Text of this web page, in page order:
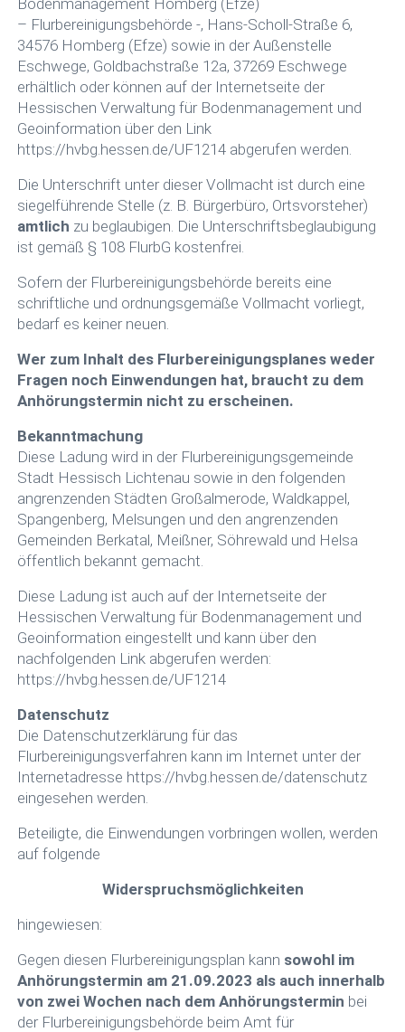
Bodenmanagement Homberg (Efze)
– Flurbereinigungsbehörde -, Hans-Scholl-Straße 6,
34576 Homberg (Efze) sowie in der Außenstelle
Eschwege, Goldbachstraße 12a, 37269 Eschwege
erhältlich oder können auf der Internetseite der
Hessischen Verwaltung für Bodenmanagement und
Geoinformation über den Link
https://hvbg.hessen.de/UF1214 abgerufen werden.
Die Unterschrift unter dieser Vollmacht ist durch eine
siegelführende Stelle (z. B. Bürgerbüro, Ortsvorsteher)
amtlich zu beglaubigen. Die Unterschriftsbeglaubigung
ist gemäß § 108 FlurbG kostenfrei.
Sofern der Flurbereinigungsbehörde bereits eine
schriftliche und ordnungsgemäße Vollmacht vorliegt,
bedarf es keiner neuen.
Wer zum Inhalt des Flurbereinigungsplanes weder
Fragen noch Einwendungen hat, braucht zu dem
Anhörungstermin nicht zu erscheinen.
Bekanntmachung
Diese Ladung wird in der Flurbereinigungsgemeinde
Stadt Hessisch Lichtenau sowie in den folgenden
angrenzenden Städten Großalmerode, Waldkappel,
Spangenberg, Melsungen und den angrenzenden
Gemeinden Berkatal, Meißner, Söhrewald und Helsa
öffentlich bekannt gemacht.
Diese Ladung ist auch auf der Internetseite der
Hessischen Verwaltung für Bodenmanagement und
Geoinformation eingestellt und kann über den
nachfolgenden Link abgerufen werden:
https://hvbg.hessen.de/UF1214
Datenschutz
Die Datenschutzerklärung für das
Flurbereinigungsverfahren kann im Internet unter der
Internetadresse https://hvbg.hessen.de/datenschutz
eingesehen werden.
Beteiligte, die Einwendungen vorbringen wollen, werden
auf folgende
Widerspruchsmöglichkeiten
hingewiesen:
Gegen diesen Flurbereinigungsplan kann sowohl im
Anhörungstermin am 21.09.2023 als auch innerhalb
von zwei Wochen nach dem Anhörungstermin bei
der Flurbereinigungsbehörde beim Amt für